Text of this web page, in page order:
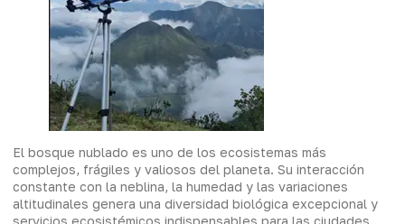
El bosque nublado es uno de los ecosistemas más
complejos, frágiles y valiosos del planeta. Su interacción
constante con la neblina, la humedad y las variaciones
altitudinales genera una diversidad biológica excepcional y